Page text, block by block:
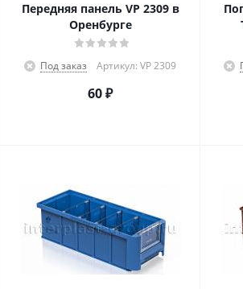
Передняя панель VP 2309 в
Оренбурге
Под заказ Артикул: VP 2309
60₽